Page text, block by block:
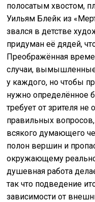
полосатым хвостом,
Уильям Блейк из
звался в детстве
придуман её дядей,
Преображённая
случаи, вымышленные
у каждого, но чтобы
нужно определённое
требует от зрителя
правильных
всякого думающего
полон вершин и
окружающему
душевная работа
так что подведение
зависимости от